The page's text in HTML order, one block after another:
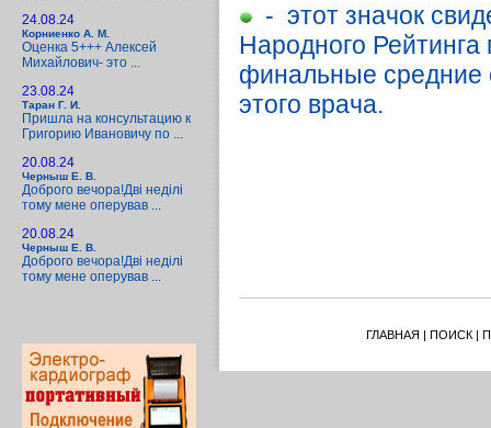
24.08.24
Корниенко А. М.
Оценка 5+++ Алексей
Михайлович- это ...
23.08.24
Таран Г. И.
Пришла на консультацию к
Григорию Ивановичу по ...
20.08.24
Черныш Е. В.
Доброго вечора!Дві неділі
тому мене оперував ...
20.08.24
Черныш Е. В.
Доброго вечора!Дві неділі
тому мене оперував ...
- этот значок
Народного Рейтинга
финальные средние
этого врача.
ГЛАВНАЯ | ПОИСК|